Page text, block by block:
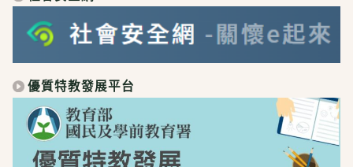
優質特教發展平台